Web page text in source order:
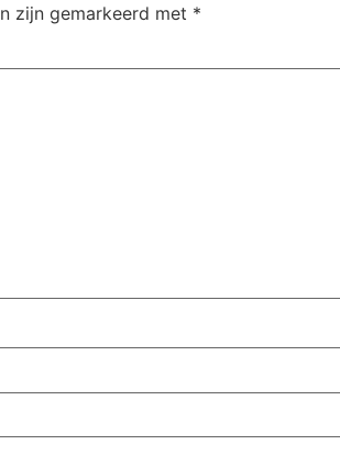
zijn gemarkeerd met *